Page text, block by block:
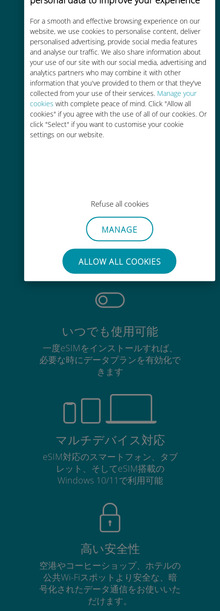
For a smooth and effective browsing experience on our
website, we use cookies to personalise content, deliver
personalised advertising, provide social media features
and analyse our traffic. We also share information about
your use of our site with our social media, advertising and
analytics partners who may combine it with other
information that you've provided to them or that they've
collected from your use of their services. Manage your
cookies with complete peace of mind. Click "Allow all
cookies" if you agree with the use of all of our cookies. Or
click "Select" if you want to customise your cookie
settings on our website.
Refuse all cookies
MANAGE
ALLOW ALL COOKIES
コストパフォーマンス
お客様が普段お使いのキャリアでロ
ーミングサービスを使った場合に比
べて最大で90％の節約が可能です。
かんたん追加購入
Wi-Fiやデータ残量がなくても、
手間いらず
使用中のSIMカードを抜き差しする
必要はありません
いつでも使用可能
一度eSIMをインストールすれば、
必要な時にデータプランを有効化で
きます
マルチデバイス対応
eSIM対応のスマートフォン、タブ
レット、そしてeSIM搭載の
Windows 10/11で利用可能
高い安全性
空港やコーヒーショップ、ホテルの
公共Wi-Fiスポットより安全な、暗
号化されたデータ通信をお使いいた
だけます。